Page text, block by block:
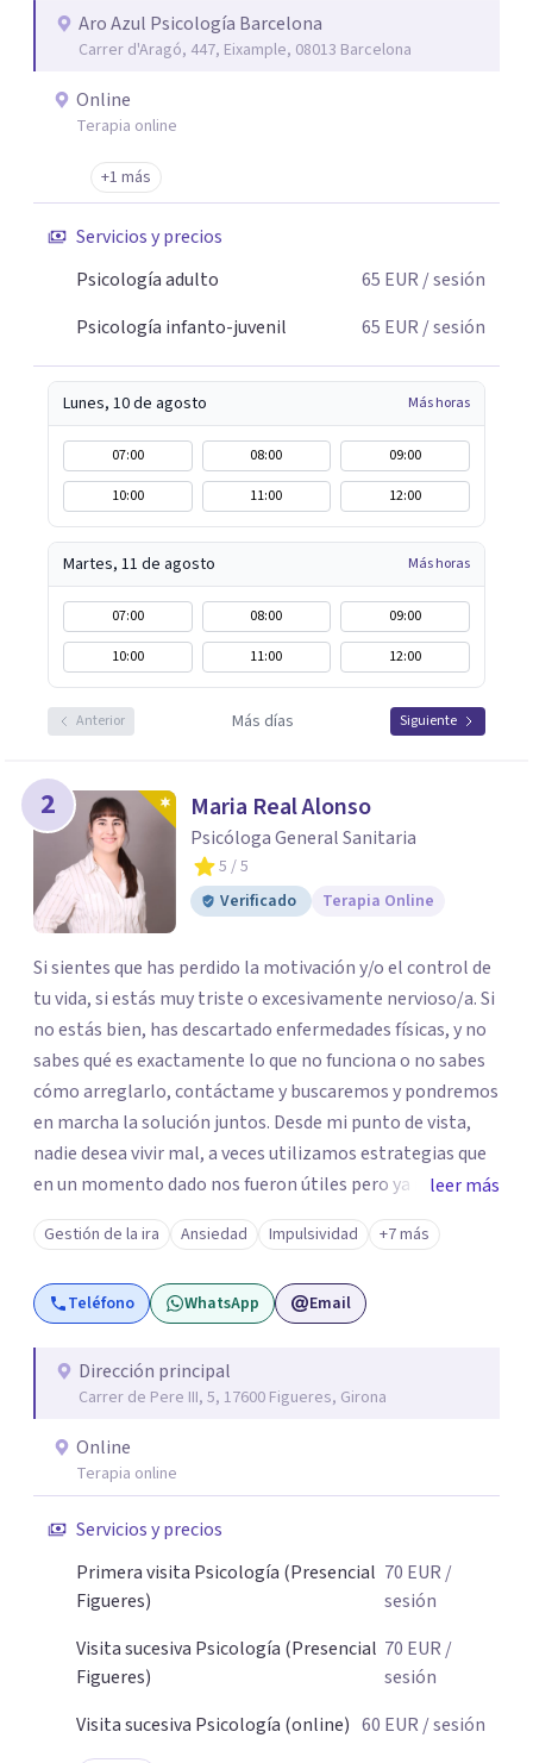
Mi compromiso en consulta es ofrecerte un espacio
transformarte en positivo, fortaleciendo tu autoestima y
Aro Azul Psicología Barcelona
Carrer d'Aragó, 447, Eixample, 08013 Barcelona
Online
Terapia online
+1 más
Servicios y precios
Psicología adulto
65 EUR / sesión
Psicología infanto-juvenil
65 EUR / sesión
Lunes, 10 de agosto Más horas
07:00 08:00
09:00
10:00
11:00 12:00
Martes, 11 de agosto Más horas
07:00 08:00
09:00
10:00
11:00 12:00
Anterior Más días Siguiente
2 Maria Real Alonso
Psicóloga General Sanitaria
5 / 5
Verificado
Terapia Online
Si sientes que has perdido la motivación y/o el control de
tu vida, si estás muy triste o excesivamente nervioso/a. Si
no estás bien, has descartado enfermedades físicas, y no
sabes qué es exactamente lo que no funciona o no sabes
cómo arreglarlo, contáctame y buscaremos y pondremos
en marcha la solución juntos. Desde mi punto de vista,
nadie desea vivir mal, a veces utilizamos estrategias que
en un momento dado nos fueron útiles pero ya no lo son
en la actualidad o simplemente desconocemos formas
alternativas más adecuadas de hacer las cosas, de
plantear la situación o de gestionar nuestras emociones.
Mi trabajo es analizar las dificultades que hay, identificar
herramientas y una visión más amplia de la situación y
acompañar y guiar a las personas en aquello que decidan
Todo ello a través de los conocimientos técnicos y
actualizados sobre técnicas y herramientas efectivas en
psicoterapia. Trabajo con tele-terapia (terapia online
también ofrezco terapia presencial en Girona y Figueres.
leer más
Gestión de la ira Ansiedad Impulsividad +7 más
Teléfono WhatsApp Email
Dirección principal
Carrer de Pere III, 5, 17600 Figueres, Girona
Online
Terapia online
Servicios y precios
Primera visita Psicología (Presencial
Figueres)
70 EUR /
sesión
Visita sucesiva Psicología (Presencial
Figueres)
70 EUR /
sesión
Visita sucesiva Psicología (online) 60 EUR / sesión